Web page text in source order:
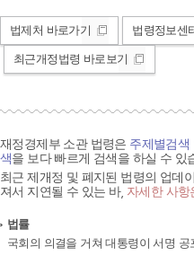
법제처 바로가기 법령정보센
최근개정법령 바로보기
재정경제부 소관 법령은 주제별검색
색을 보다 빠르게 검색을 하실 수 있
최근 제개정 및 폐지된 법령의 업데
져서 지연될 수 있는 바, 자세한 사항
법률
국회의 의결을 거쳐 대통령이 서명 공